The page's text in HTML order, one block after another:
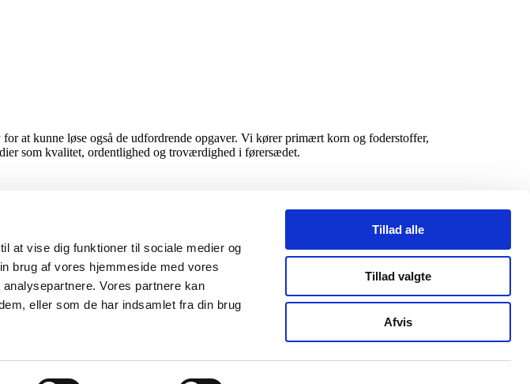
at vise dig funktioner til sociale medier og
brug af vores hjemmeside med vores
Vores partnere kan
eller som de har indsamlet fra din brug
Tillad alle
Tillad valgte
Afvis
at kunne løse også de udfordrende opgaver. Vi kører primært korn og foderstoffer,
som kvalitet, ordentlighed og troværdighed i førersædet.